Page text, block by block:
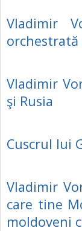
Vladimir
Vladimir
şi Rusia
Cuscrul lui
Vladimir
care tine
moldoveni